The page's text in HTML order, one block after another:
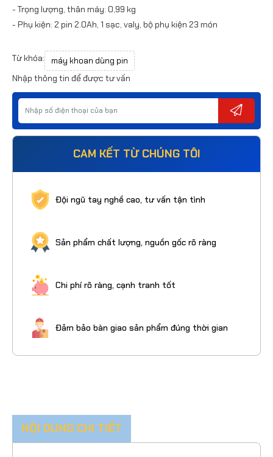
- Trọng lượng, thân máy: 0,99 kg
- Phụ kiện: 2 pin 2.0Ah, 1 sạc, valy, bộ phụ kiện 23 món
Từ khóa: máy khoan dùng pin
Nhập thông tin để được tư vấn
CAM KẾT TỪ CHÚNG TÔI
Đội ngũ tay nghề cao, tư vấn tận tình
Sản phẩm chất lượng, nguồn gốc rõ ràng
Chi phí rõ ràng, cạnh tranh tốt
Đảm bảo bàn giao sản phẩm đúng thời gian
NỘI DUNG CHI TIẾT